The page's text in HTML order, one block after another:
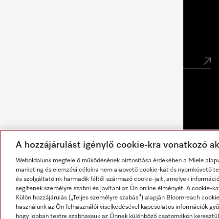
A válaszokat mesterséges intelligencia generálja.
A hozzájárulást igénylő cookie-kra vonatkozó
Weboldalunk megfelelő működésének biztosítása érdekében a Miele
marketing és elemzési célokra nem alapvető cookie-kat és nyomkövető
és szolgáltatóink harmadik féltől származó cookie-jait, amelyek
segítenek személyre szabni és javítani az Ön online élményét. A cookie-
Külön hozzájárulás („Teljes személyre szabás”) alapján Bloomreach
használunk az Ön felhasználói viselkedésével kapcsolatos információk
hogy jobban testre szabhassuk az Önnek különböző csatornákon